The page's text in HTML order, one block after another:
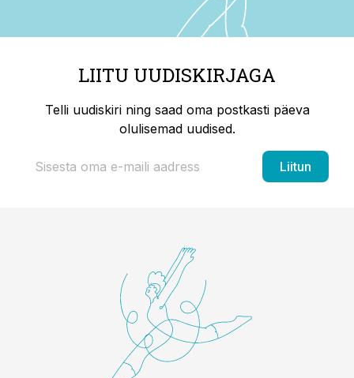
LIITU UUDISKIRJAGA
Telli uudiskiri ning saad oma postkasti päeva
olulisemad uudised.
Liitun